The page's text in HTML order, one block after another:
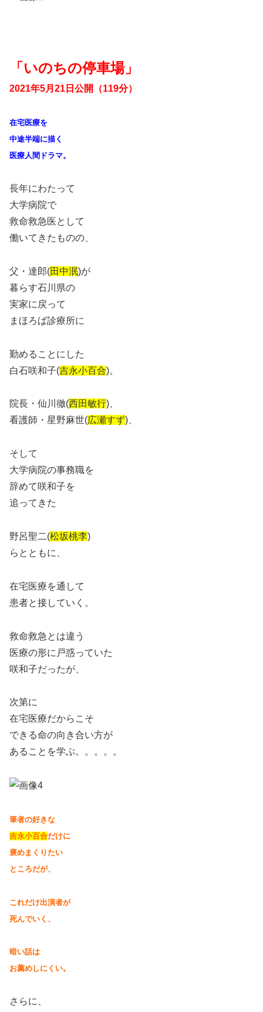
「いのちの停車場」
2021年5月21日公開（119分）
在宅医療を
中途半端に描く
医療人間ドラマ。
長年にわたって
大学病院で
救命救急医として
働いてきたものの、
父・達郎(田中泯)が
暮らす石川県の
実家に戻って
まほろば診療所に
勤めることにした
白石咲和子(吉永小百合)。
院長・仙川徹(西田敏行)、
看護師・星野麻世(広瀬すず)、
そして
大学病院の事務職を
辞めて咲和子を
追ってきた
野呂聖二(松坂桃李)
らとともに、
在宅医療を通して
患者と接していく。
救命救急とは違う
医療の形に戸惑っていた
咲和子だったが、
次第に
在宅医療だからこそ
できる命の向き合い方が
あることを学ぶ。。。。。
筆者の好きな
吉永小百合だけに
褒めまくりたい
ところだが、
これだけ出演者が
死んでいく、
暗い話は
お薦めしにくい。
さらに、